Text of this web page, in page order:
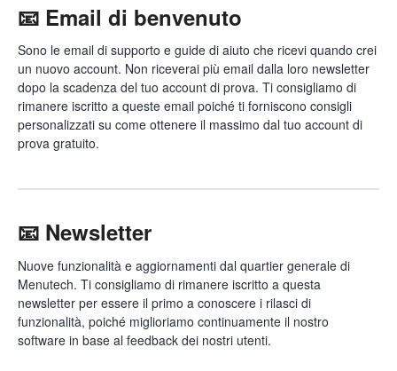
📧 Email di benvenuto
Sono le email di supporto e guide di aiuto che ricevi quando crei
un nuovo account. Non riceverai più email dalla loro newsletter
dopo la scadenza del tuo account di prova. Ti consigliamo di
rimanere iscritto a queste email poiché ti forniscono consigli
personalizzati su come ottenere il massimo dal tuo account di
prova gratuito.
📧 Newsletter
Nuove funzionalità e aggiornamenti dal quartier generale di
Menutech. Ti consigliamo di rimanere iscritto a questa
newsletter per essere il primo a conoscere i rilasci di
funzionalità, poiché miglioriamo continuamente il nostro
software in base al feedback dei nostri utenti.